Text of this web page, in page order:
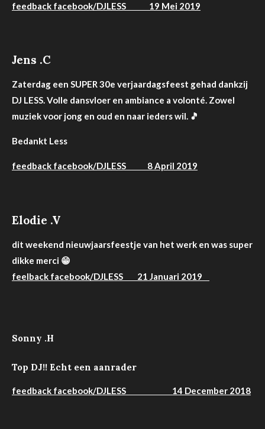
feedback facebook/DJLESS 19 Mei 2019
Jens .C
Zaterdag een SUPER 30e verjaardagsfeest gehad dankzij
DJ LESS. Volle dansvloer en ambiance a volonté. Zowel
muziek voor jong en oud en naar ieders wil. 🎵
Bedankt Less
feedback facebook/DJLESS 8 April 2019
Elodie .V
dit weekend nieuwjaarsfeestje van het werk en was super
dikke merci 😁
feelback facebook/DJLESS 21 Januari 2019
Sonny .H
Top DJ!! Echt een aanrader
feedback facebook/DJLESS 14 December 2018